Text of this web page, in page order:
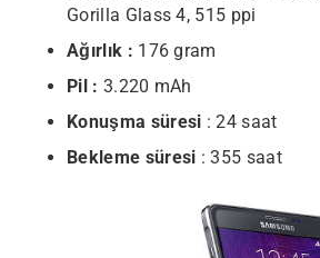
Gorilla Glass 4, 515 ppi
Ağırlık : 176 gram
Pil : 3.220 mAh
Konuşma süresi : 24 saat
Bekleme süresi : 355 saat